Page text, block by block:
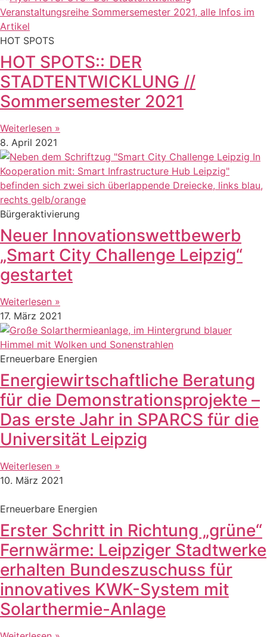
HOT SPOTS
HOT SPOTS:: DER
STADTENTWICKLUNG //
Sommersemester 2021
Weiterlesen »
8. April 2021
Bürgeraktivierung
Neuer Innovationswettbewerb
„Smart City Challenge Leipzig“
gestartet
Weiterlesen »
17. März 2021
Erneuerbare Energien
Energiewirtschaftliche Beratung
für die Demonstrationsprojekte –
Das erste Jahr in SPARCS für die
Universität Leipzig
Weiterlesen »
10. März 2021
Erneuerbare Energien
Erster Schritt in Richtung „grüne“
Fernwärme: Leipziger Stadtwerke
erhalten Bundeszuschuss für
innovatives KWK-System mit
Solarthermie-Anlage